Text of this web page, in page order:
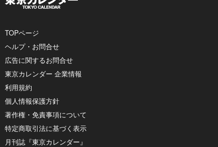
TOPページ
ヘルプ・お問合せ
広告に関するお問合せ
東京カレンダー 企業情報
利用規約
個人情報保護方針
著作権・免責事項について
特定商取引法に基づく表示
月刊誌『東京カレンダー』